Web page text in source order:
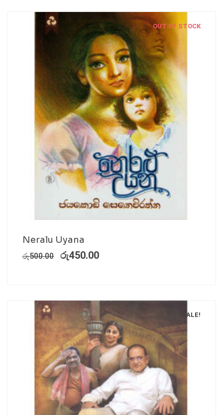
OUT OF STOCK
Neralu Uyana
රු500.00 රු450.00
SALE!